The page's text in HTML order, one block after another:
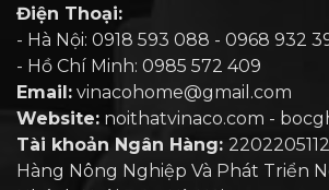
Điện Thoại:
- Hà Nội: 0918 593 088 - 0968 932
- Hồ Chí Minh: 0985 572 409
Email: vinacohome@gmail.com
Website: noithatvinaco.com -
Tài khoản Ngân Hàng:
Hàng Nông Nghiệp Và Phát Triển